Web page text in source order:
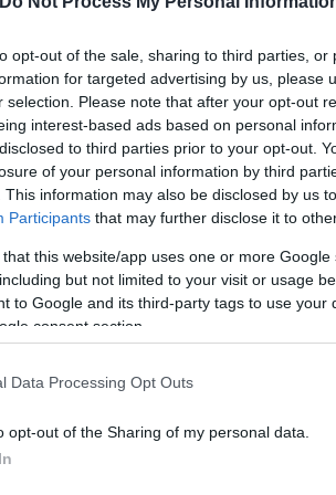
opt-out of the sale, sharing to third parties,
for targeted advertising by us, please
selection. Please note that after your opt-out
interest-based ads based on personal
to third parties prior to your opt-out.
of your personal information by third
This information may also be disclosed by us
Participants that may further disclose it to
that this website/app uses one or more
but not limited to your visit or usage
to Google and its third-party tags to use your
consent section.
Data Processing Opt Outs
opt-out of the Sharing of my personal data.
πάτε στο γήπεδο του